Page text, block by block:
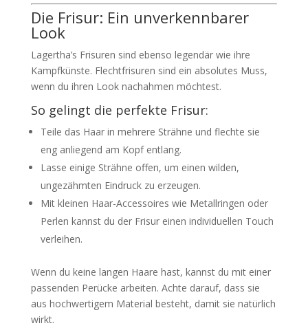
Die Frisur: Ein unverkennbarer
Look
Lagertha’s Frisuren sind ebenso legendär wie ihre
Kampfkünste. Flechtfrisuren sind ein absolutes Muss,
wenn du ihren Look nachahmen möchtest.
So gelingt die perfekte Frisur:
Teile das Haar in mehrere Strähne und flechte sie
eng anliegend am Kopf entlang.
Lasse einige Strähne offen, um einen wilden,
ungezähmten Eindruck zu erzeugen.
Mit kleinen Haar-Accessoires wie Metallringen oder
Perlen kannst du der Frisur einen individuellen Touch
verleihen.
Wenn du keine langen Haare hast, kannst du mit einer
passenden Perücke arbeiten. Achte darauf, dass sie
aus hochwertigem Material besteht, damit sie natürlich
wirkt.